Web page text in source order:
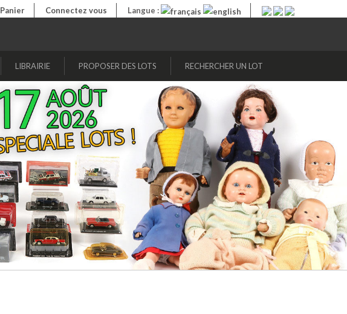
Panier Connectez vous Langue :
LIBRAIRIE PROPOSER DES LOTS RECHERCHER UN LOT